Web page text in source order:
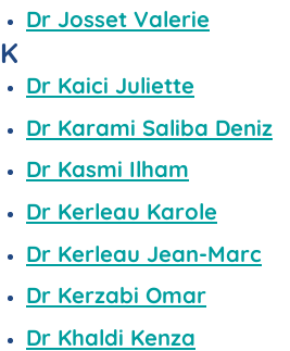
Dr Josset Valerie
K
Dr Kaici Juliette
Dr Karami Saliba Deniz
Dr Kasmi Ilham
Dr Kerleau Karole
Dr Kerleau Jean-Marc
Dr Kerzabi Omar
Dr Khaldi Kenza